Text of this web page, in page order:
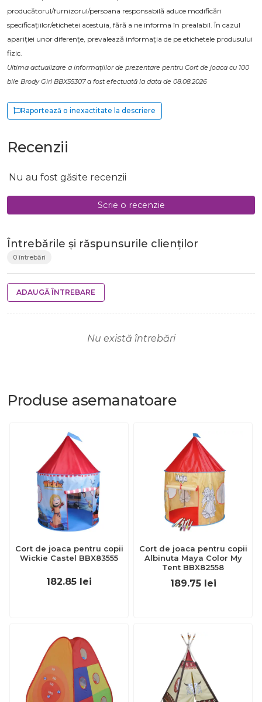
producătorul/furnizorul/persoana responsabilă aduce modificări
specificațiilor/etichetei acestuia, fără a ne informa în prealabil. În cazul
apariției unor diferențe, prevalează informația de pe etichetele produsului
fizic.
Ultima actualizare a informațiilor de prezentare pentru Cort de joaca cu 100
bile Brody Girl BBX55307 a fost efectuată la data de 08.08.2026
Raportează o inexactitate la descriere
Recenzii
Nu au fost găsite recenzii
Scrie o recenzie
Întrebările și răspunsurile clienților
0 întrebări
ADAUGĂ ÎNTREBARE
Nu există întrebări
Produse asemanatoare
Cort de joaca pentru copii
Wickie Castel BBX83555
182.85 lei
Cort de joaca pentru copii
Albinuta Maya Color My
Tent BBX82558
189.75 lei